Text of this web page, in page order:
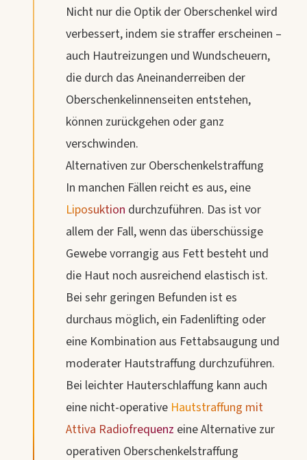
Nicht nur die Optik der Oberschenkel wird
verbessert, indem sie straffer erscheinen –
auch Hautreizungen und Wundscheuern,
die durch das Aneinanderreiben der
Oberschenkelinnenseiten entstehen,
können zurückgehen oder ganz
verschwinden.
Alternativen zur Oberschenkelstraffung
In manchen Fällen reicht es aus, eine
Liposuktion durchzuführen. Das ist vor
allem der Fall, wenn das überschüssige
Gewebe vorrangig aus Fett besteht und
die Haut noch ausreichend elastisch ist.
Bei sehr geringen Befunden ist es
durchaus möglich, ein Fadenlifting oder
eine Kombination aus Fettabsaugung und
moderater Hautstraffung durchzuführen.
Bei leichter Hauterschlaffung kann auch
eine nicht-operative Hautstraffung mit
Attiva Radiofrequenz eine Alternative zur
operativen Oberschenkelstraffung